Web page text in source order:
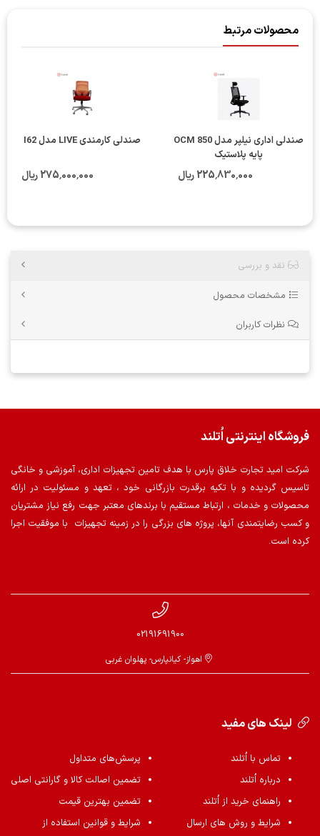
محصولات مرتبط
صندلی اداری نیلپر مدل OCM 850
پایه پلاستیک
225٬830٬000 ریال
صندلی کارمندی LIVE مدل I62
275٬000٬000 ریال
نقد و بررسی
مشخصات محصول
نظرات کاربران
فروشگاه اینترنتی اُتلند
شرکت امید تجارت خلاق پارس با هدف تامین تجهیزات اداری، آموزشی و خانگی
تاسیس گردیده و با تکیه برقدرت بازرگانی خود ، تعهد و مسئولیت در ارائه
محصولات و خدمات ، ارتباط مستقیم با برندهای معتبر جهت رفع نیاز مشتریان
و کسب رضایتمندی آنها، پروژه های بزرگی را در زمینه تجهیزات با موفقیت اجرا
کرده است.
02191691900
اهواز- کیانپارس- پهلوان غربی
لینک های مفید
تماس با اُتلند
درباره اُتلند
راهنمای خرید از اُتلند
شرایط و روش های ارسال
پرسش‌های متداول
تضمین اصالت کالا و گارانتی اصلی
تضمین بهترین قیمت
شرایط و قوانین استفاده از